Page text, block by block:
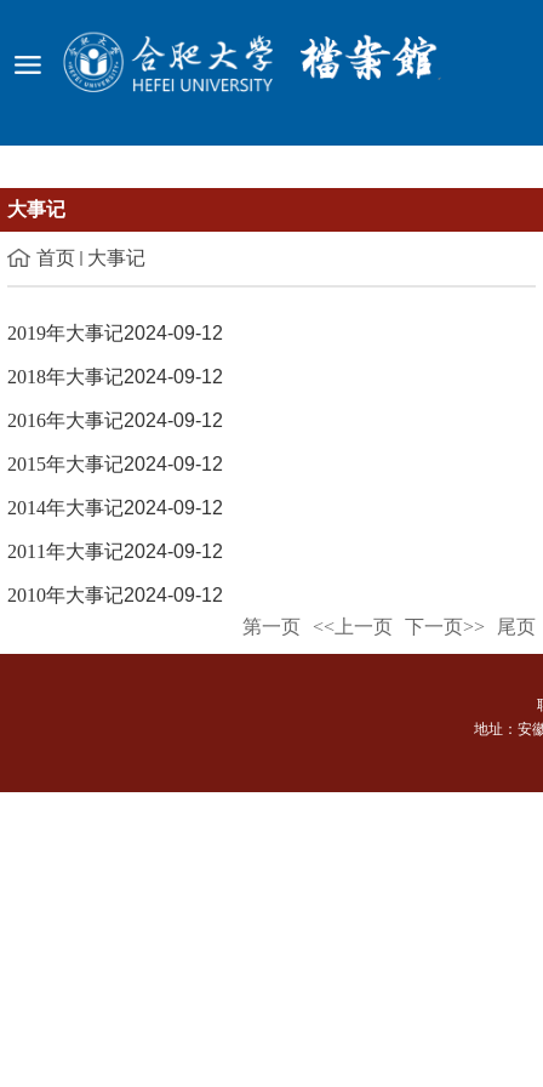
大事记
首页 大事记
2019年大事记2024-09-12
2018年大事记2024-09-12
2016年大事记2024-09-12
2015年大事记2024-09-12
2014年大事记2024-09-12
2011年大事记2024-09-12
2010年大事记2024-09-12
第一页
<<上一页 下一页>> 尾页
地址：安